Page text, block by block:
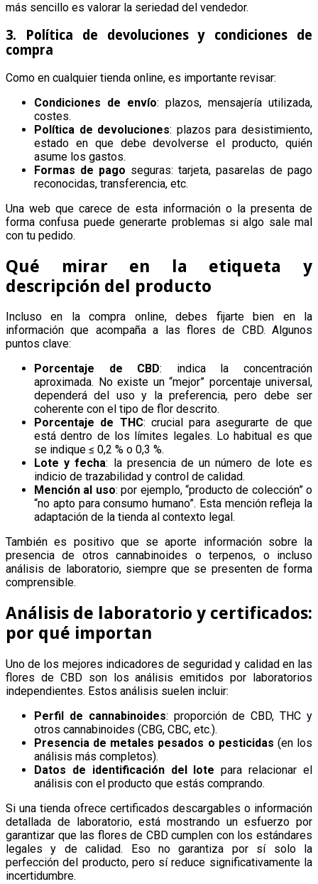
más sencillo es valorar la seriedad del vendedor.
3. Política de devoluciones y condiciones de
compra
Como en cualquier tienda online, es importante revisar:
Condiciones de envío: plazos, mensajería utilizada,
costes.
Política de devoluciones: plazos para desistimiento,
estado en que debe devolverse el producto, quién
asume los gastos.
Formas de pago seguras: tarjeta, pasarelas de pago
reconocidas, transferencia, etc.
Una web que carece de esta información o la presenta de
forma confusa puede generarte problemas si algo sale mal
con tu pedido.
Qué mirar en la etiqueta y
descripción del producto
Incluso en la compra online, debes fijarte bien en la
información que acompaña a las flores de CBD. Algunos
puntos clave:
Porcentaje de CBD: indica la concentración
aproximada. No existe un “mejor” porcentaje universal,
dependerá del uso y la preferencia, pero debe ser
coherente con el tipo de flor descrito.
Porcentaje de THC: crucial para asegurarte de que
está dentro de los límites legales. Lo habitual es que
se indique ≤ 0,2 % o 0,3 %.
Lote y fecha: la presencia de un número de lote es
indicio de trazabilidad y control de calidad.
Mención al uso: por ejemplo, “producto de colección” o
“no apto para consumo humano”. Esta mención refleja la
adaptación de la tienda al contexto legal.
También es positivo que se aporte información sobre la
presencia de otros cannabinoides o terpenos, o incluso
análisis de laboratorio, siempre que se presenten de forma
comprensible.
Análisis de laboratorio y certificados:
por qué importan
Uno de los mejores indicadores de seguridad y calidad en las
flores de CBD son los análisis emitidos por laboratorios
independientes. Estos análisis suelen incluir:
Perfil de cannabinoides: proporción de CBD, THC y
otros cannabinoides (CBG, CBC, etc.).
Presencia de metales pesados o pesticidas (en los
análisis más completos).
Datos de identificación del lote para relacionar el
análisis con el producto que estás comprando.
Si una tienda ofrece certificados descargables o información
detallada de laboratorio, está mostrando un esfuerzo por
garantizar que las flores de CBD cumplen con los estándares
legales y de calidad. Eso no garantiza por sí solo la
perfección del producto, pero sí reduce significativamente la
incertidumbre.